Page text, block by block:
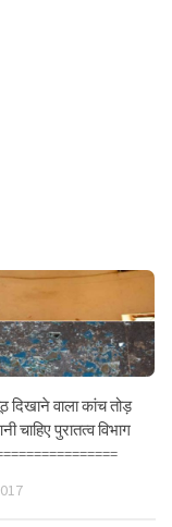
वाला कांच तोड़
चाहिए पुरातत्व विभाग